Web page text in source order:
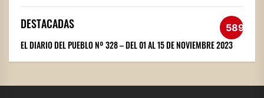
DESTACADAS 589
EL DIARIO DEL PUEBLO Nº 328 – DEL 01 AL 15 DE NOVIEMBRE 2023